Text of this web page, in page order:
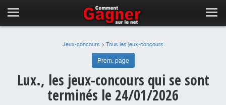
Jeux-concours > Tous les jeux-concours
Prem. page
Lux., les jeux-concours qui se sont
terminés le 24/01/2026